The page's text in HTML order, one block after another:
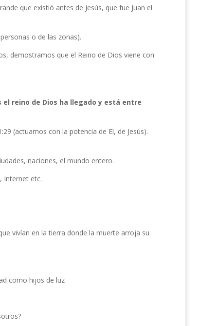
que existió antes de Jesús, que fue Juan el
o de las zonas).
demostramos que el Reino de Dios viene con
el reino de Dios ha llegado y está entre
(actuamos con la potencia de El, de Jesús).
naciones, el mundo entero.
Internet etc.
vivían en la tierra donde la muerte arroja su
como hijos de luz